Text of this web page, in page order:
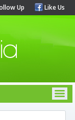
Up Like Us